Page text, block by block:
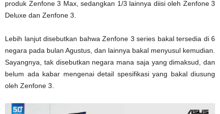
produk Zenfone 3 Max, sedangkan 1/3 lainnya diisi oleh Zenfone 3
Deluxe dan Zenfone 3.
Lebih lanjut disebutkan bahwa Zenfone 3 series bakal tersedia di 6
negara pada bulan Agustus, dan lainnya bakal menyusul kemudian.
Sayangnya, tak disebutkan negara mana saja yang dimaksud, dan
belum ada kabar mengenai detail spesifikasi yang bakal diusung
oleh Zenfone 3.